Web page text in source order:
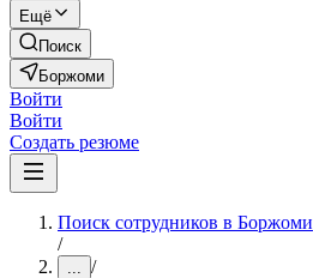
Ещё
Поиск
Боржоми
Войти
Войти
Создать резюме
Поиск сотрудников в Боржоми
/
... /